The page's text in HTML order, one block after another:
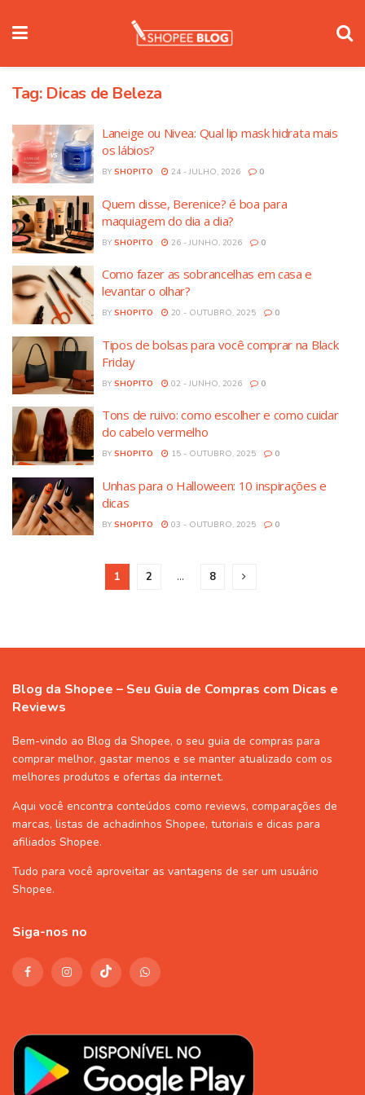
Tag: Dicas de Beleza
Laneige ou Nivea: Qual lip mask hidrata mais
os lábios?
BY SHOPITO 24 - JULHO, 2026 0
Quem disse, Berenice? é boa para
maquiagem do dia a dia?
BY SHOPITO 26 - JUNHO, 2026 0
Como fazer as sobrancelhas em casa e
levantar o olhar?
BY SHOPITO 20 - OUTUBRO, 2025 0
Tipos de bolsas para você comprar na Black
Friday
BY SHOPITO 02 - JUNHO, 2026 0
Tons de ruivo: como escolher e como cuidar
do cabelo vermelho
BY SHOPITO 15 - OUTUBRO, 2025 0
Unhas para o Halloween: 10 inspirações e
dicas
BY SHOPITO 03 - OUTUBRO, 2025 0
1 2 … 8
Blog da Shopee – Seu Guia de Compras com Dicas e
Reviews
Bem-vindo ao Blog da Shopee, o seu guia de compras para
comprar melhor, gastar menos e se manter atualizado com os
melhores produtos e ofertas da internet.
Aqui você encontra conteúdos como reviews, comparações de
marcas, listas de achadinhos Shopee, tutoriais e dicas para
afiliados Shopee.
Tudo para você aproveitar as vantagens de ser um usuário
Shopee.
Siga-nos no